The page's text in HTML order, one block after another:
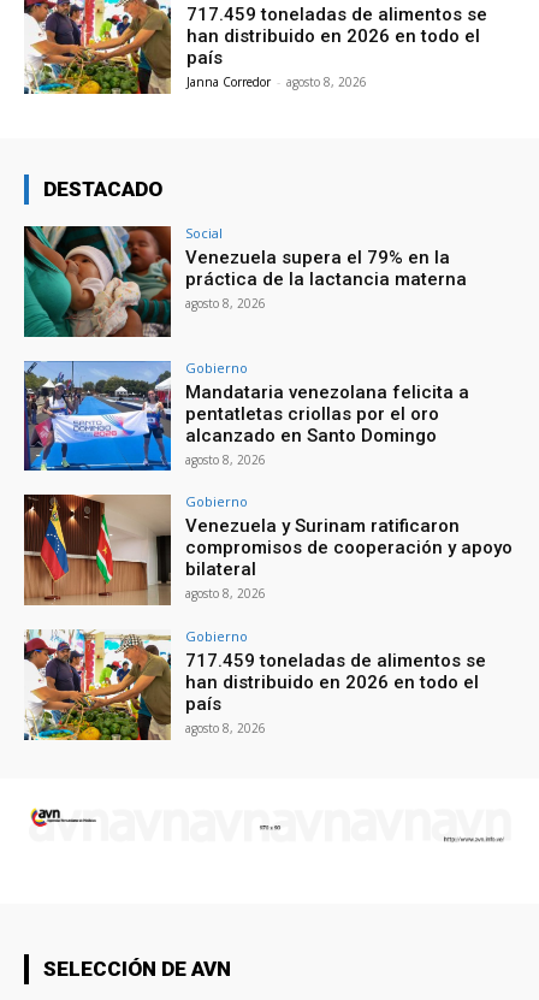
717.459 toneladas de alimentos se
han distribuido en 2026 en todo el
país
Janna Corredor - agosto 8, 2026
DESTACADO
Social
Venezuela supera el 79% en la
práctica de la lactancia materna
agosto 8, 2026
Gobierno
Mandataria venezolana felicita a
pentatletas criollas por el oro
alcanzado en Santo Domingo
agosto 8, 2026
Gobierno
Venezuela y Surinam ratificaron
compromisos de cooperación y apoyo
bilateral
agosto 8, 2026
Gobierno
717.459 toneladas de alimentos se
han distribuido en 2026 en todo el
país
agosto 8, 2026
SELECCIÓN DE AVN